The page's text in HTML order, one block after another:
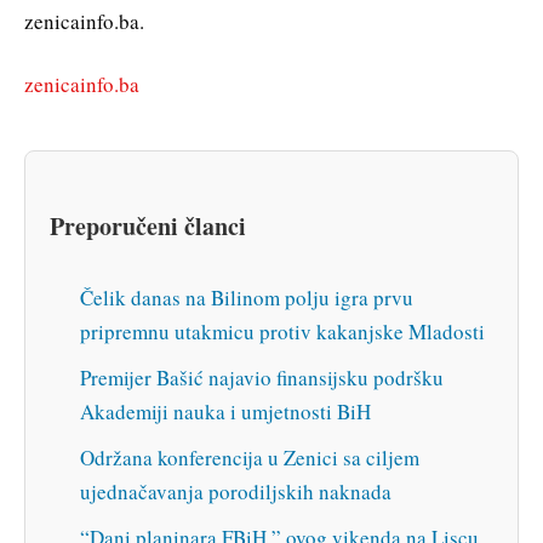
zenicainfo.ba.
zenicainfo.ba
Preporučeni članci
Čelik danas na Bilinom polju igra prvu
pripremnu utakmicu protiv kakanjske Mladosti
Premijer Bašić najavio finansijsku podršku
Akademiji nauka i umjetnosti BiH
Održana konferencija u Zenici sa ciljem
ujednačavanja porodiljskih naknada